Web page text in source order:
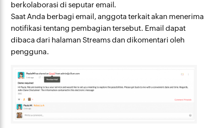
berkolaborasi di seputar email.
Saat Anda berbagi email, anggota terkait akan menerima
notifikasi tentang pembagian tersebut. Email dapat
dibaca dari halaman Streams dan dikomentari oleh
pengguna.